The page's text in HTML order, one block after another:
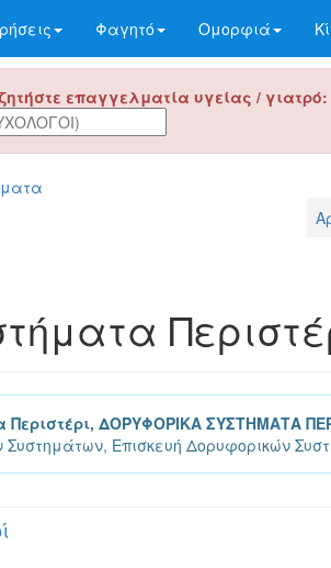
Φαγητό Ομορφιά
επαγγελματία υγείας / γιατρό:
ΔΟΡΥΦΟΡΙΚΑ ΣΥΣΤΗΜΑΤΑ
Επισκευή Δορυφορικών